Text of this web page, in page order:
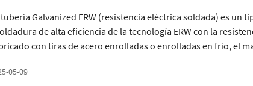
tubería Galvanized ERW (resistencia eléctrica soldada) es
de alta eficiencia de la tecnología ERW con la
con tiras de acero enrolladas o enrolladas en frío, el
para mejorar su durabilidad y resistencia a la
05-09